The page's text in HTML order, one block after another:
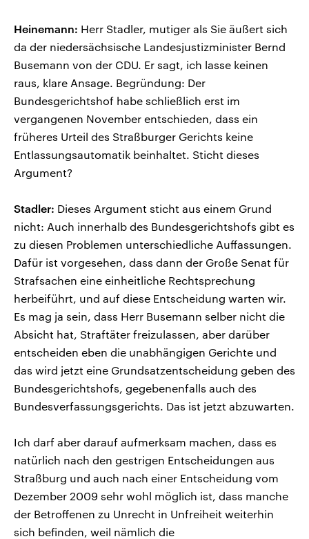
Heinemann: Herr Stadler, mutiger als Sie äußert sich
da der niedersächsische Landesjustizminister Bernd
Busemann von der CDU. Er sagt, ich lasse keinen
raus, klare Ansage. Begründung: Der
Bundesgerichtshof habe schließlich erst im
vergangenen November entschieden, dass ein
früheres Urteil des Straßburger Gerichts keine
Entlassungsautomatik beinhaltet. Sticht dieses
Argument?
Stadler: Dieses Argument sticht aus einem Grund
nicht: Auch innerhalb des Bundesgerichtshofs gibt es
zu diesen Problemen unterschiedliche Auffassungen.
Dafür ist vorgesehen, dass dann der Große Senat für
Strafsachen eine einheitliche Rechtsprechung
herbeiführt, und auf diese Entscheidung warten wir.
Es mag ja sein, dass Herr Busemann selber nicht die
Absicht hat, Straftäter freizulassen, aber darüber
entscheiden eben die unabhängigen Gerichte und
das wird jetzt eine Grundsatzentscheidung geben des
Bundesgerichtshofs, gegebenenfalls auch des
Bundesverfassungsgerichts. Das ist jetzt abzuwarten.
Ich darf aber darauf aufmerksam machen, dass es
natürlich nach den gestrigen Entscheidungen aus
Straßburg und auch nach einer Entscheidung vom
Dezember 2009 sehr wohl möglich ist, dass manche
der Betroffenen zu Unrecht in Unfreiheit weiterhin
sich befinden, weil nämlich die